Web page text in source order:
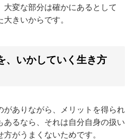
大変な部分は確かにあるとして
きいからです。
、いかしていく生き方
がありながら、メリットを得られ
あるなら、それは自分自身の扱い
がうまくないためです。